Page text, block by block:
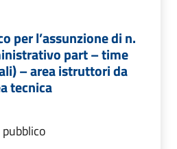
per l’assunzione di n.
part – time
– area istruttori da
tecnica